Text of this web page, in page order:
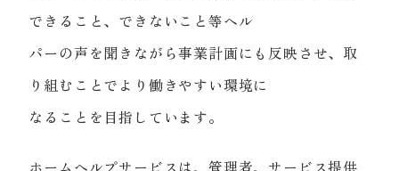
できること、できないこと等ヘル
パーの声を聞きながら事業計画にも反映させ、取
り組むことでより働きやすい環境に
なることを目指しています。
ホームヘルプサービスは、管理者、サービス提供